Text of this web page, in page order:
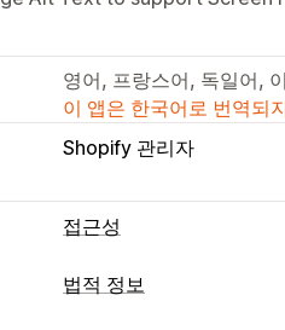
영어, 프랑스어, 독일어,
이 앱은 한국어로 번역되
Shopify 관리자
접근성
규정 준수 유형
법적 정보